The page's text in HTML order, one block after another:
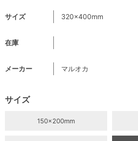
サイズ 320×400mm
在庫
メーカー マルオカ
サイズ
150×200mm